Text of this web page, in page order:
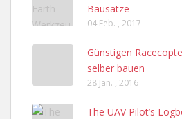
Bausätze
04 Feb. , 2017
Günstigen
selber bauen
28 Jan. , 2016
The UAV Pilot’s